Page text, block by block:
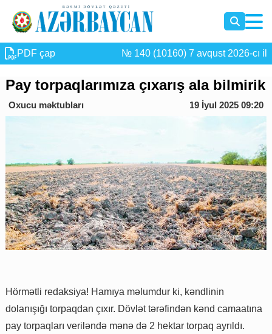
PDF çap № 140 (10160) 7 avqust 2026-cı il
Pay torpaqlarımıza çıxarış ala bilmirik
Oxucu məktubları 19 İyul 2025 09:20
Hörmətli redaksiya! Hamıya məlumdur ki, kəndlinin
dolanışığı torpaqdan çıxır. Dövlət tərəfindən kənd camaatına
pay torpaqları veriləndə mənə də 2 hektar torpaq ayrıldı.